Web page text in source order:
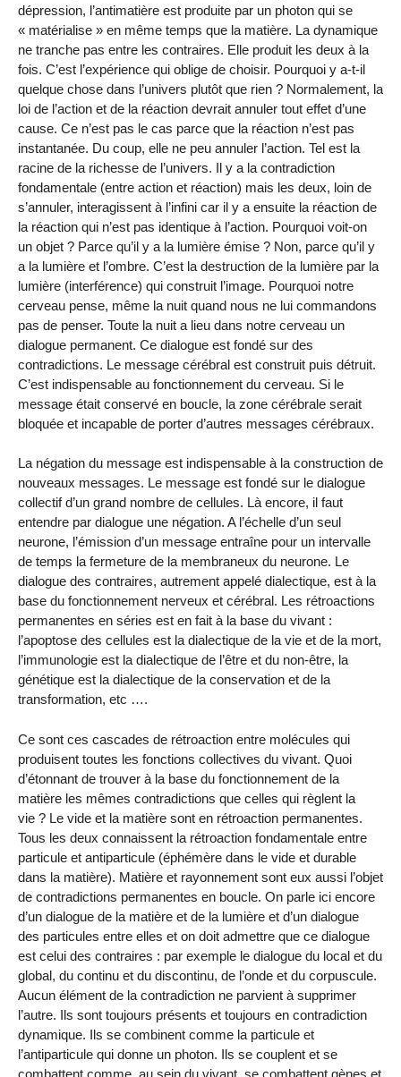
dépression, l’antimatière est produite par un photon qui se
« matérialise » en même temps que la matière. La dynamique
ne tranche pas entre les contraires. Elle produit les deux à la
fois. C’est l’expérience qui oblige de choisir. Pourquoi y a-t-il
quelque chose dans l’univers plutôt que rien ? Normalement, la
loi de l’action et de la réaction devrait annuler tout effet d’une
cause. Ce n’est pas le cas parce que la réaction n’est pas
instantanée. Du coup, elle ne peu annuler l’action. Tel est la
racine de la richesse de l’univers. Il y a la contradiction
fondamentale (entre action et réaction) mais les deux, loin de
s’annuler, interagissent à l’infini car il y a ensuite la réaction de
la réaction qui n’est pas identique à l’action. Pourquoi voit-on
un objet ? Parce qu’il y a la lumière émise ? Non, parce qu’il y
a la lumière et l’ombre. C’est la destruction de la lumière par la
lumière (interférence) qui construit l’image. Pourquoi notre
cerveau pense, même la nuit quand nous ne lui commandons
pas de penser. Toute la nuit a lieu dans notre cerveau un
dialogue permanent. Ce dialogue est fondé sur des
contradictions. Le message cérébral est construit puis détruit.
C’est indispensable au fonctionnement du cerveau. Si le
message était conservé en boucle, la zone cérébrale serait
bloquée et incapable de porter d’autres messages cérébraux.
La négation du message est indispensable à la construction de
nouveaux messages. Le message est fondé sur le dialogue
collectif d’un grand nombre de cellules. Là encore, il faut
entendre par dialogue une négation. A l’échelle d’un seul
neurone, l’émission d’un message entraîne pour un intervalle
de temps la fermeture de la membraneux du neurone. Le
dialogue des contraires, autrement appelé dialectique, est à la
base du fonctionnement nerveux et cérébral. Les rétroactions
permanentes en séries est en fait à la base du vivant :
l’apoptose des cellules est la dialectique de la vie et de la mort,
l’immunologie est la dialectique de l’être et du non-être, la
génétique est la dialectique de la conservation et de la
transformation, etc ….
Ce sont ces cascades de rétroaction entre molécules qui
produisent toutes les fonctions collectives du vivant. Quoi
d’étonnant de trouver à la base du fonctionnement de la
matière les mêmes contradictions que celles qui règlent la
vie ? Le vide et la matière sont en rétroaction permanentes.
Tous les deux connaissent la rétroaction fondamentale entre
particule et antiparticule (éphémère dans le vide et durable
dans la matière). Matière et rayonnement sont eux aussi l’objet
de contradictions permanentes en boucle. On parle ici encore
d’un dialogue de la matière et de la lumière et d’un dialogue
des particules entre elles et on doit admettre que ce dialogue
est celui des contraires : par exemple le dialogue du local et du
global, du continu et du discontinu, de l’onde et du corpuscule.
Aucun élément de la contradiction ne parvient à supprimer
l’autre. Ils sont toujours présents et toujours en contradiction
dynamique. Ils se combinent comme la particule et
l’antiparticule qui donne un photon. Ils se couplent et se